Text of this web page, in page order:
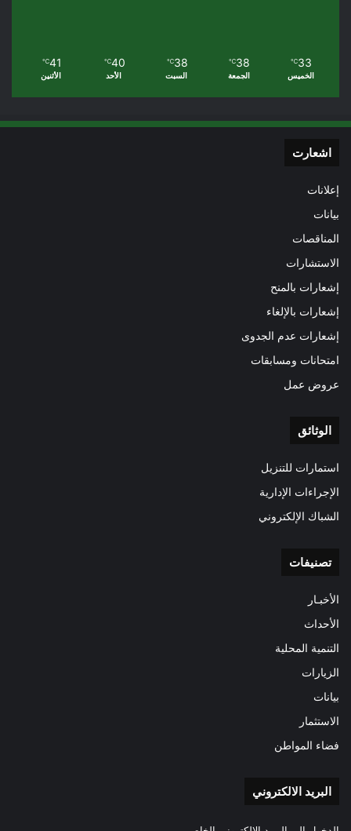
33
℃
الخميس
38
℃
الجمعة
38
℃
السبت
40
℃
الأحد
41
℃
الأثنين
اشعارت
إعلانات
بيانات
المناقصات
الاستشارات
إشعارات بالمنح
إشعارات بالإلغاء
إشعارات عدم الجدوى
امتحانات ومسابقات
عروض عمل
الوثائق
استمارات للتنزيل
الإجراءات الإدارية
الشباك الإلكتروني
تصنيفات
الأخبـار
الأحداث
التنمية المحلية
الزيارات
بيانات
الاستثمار
فضاء المواطن
البريد الالكتروني